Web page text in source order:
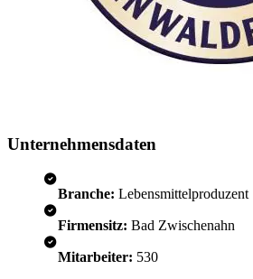
Unternehmensdaten
Branche: Lebensmittelproduzent
Firmensitz: Bad Zwischenahn
Mitarbeiter: 530